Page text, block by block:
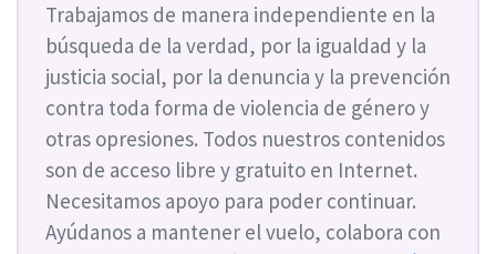
Trabajamos de manera independiente en la
búsqueda de la verdad, por la igualdad y la
justicia social, por la denuncia y la prevención
contra toda forma de violencia de género y
otras opresiones. Todos nuestros contenidos
son de acceso libre y gratuito en Internet.
Necesitamos apoyo para poder continuar.
Ayúdanos a mantener el vuelo, colabora con